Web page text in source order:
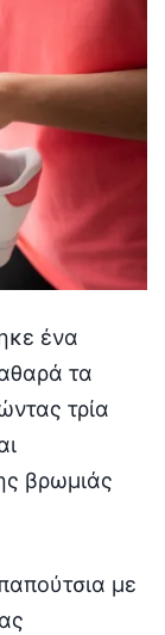
ένα
τα
τρία
βρωμιάς
με